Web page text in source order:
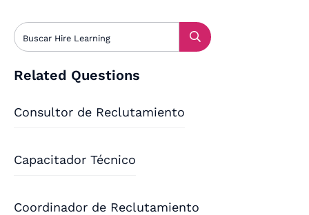
Related Questions
Consultor de Reclutamiento
Capacitador Técnico
Coordinador de Reclutamiento